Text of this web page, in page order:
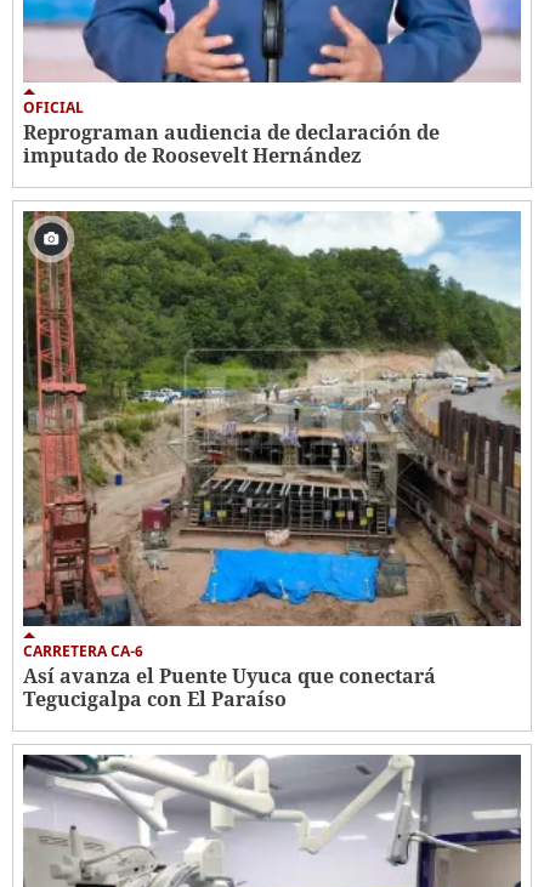
OFICIAL
Reprograman audiencia de declaración de
imputado de Roosevelt Hernández
CARRETERA CA-6
Así avanza el Puente Uyuca que conectará
Tegucigalpa con El Paraíso